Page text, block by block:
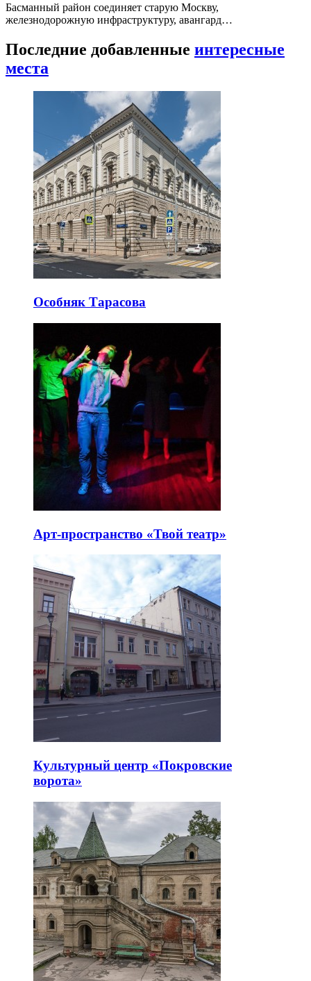
Басманный район соединяет старую Москву,
железнодорожную инфраструктуру, авангард…
Последние добавленные интересные
места
Особняк Тарасова
Арт-пространство «Твой театр»
Культурный центр «Покровские
ворота»